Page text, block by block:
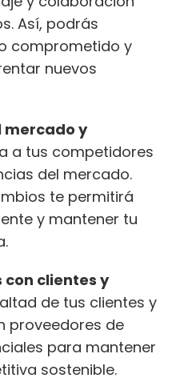
Así, podrás
comprometido y
nuevos
mercado y
a tus competidores
del mercado.
te permitirá
y mantener tu
con clientes y
de tus clientes y
proveedores de
para mantener
sostenible.